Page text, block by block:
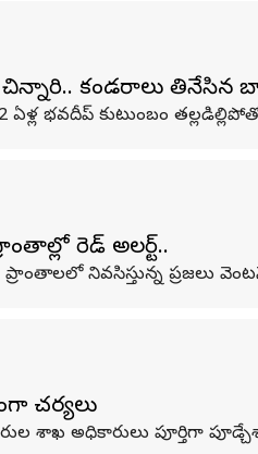
చిన్నారి.. కండరాలు తినేసిన
భవదీప్‌ కుటుంబం
రెడ్ అలర్ట్..
నివసిస్తున్న ప్రజలు
చర్యలు
శాఖ అధికారులు పూర్తిగా